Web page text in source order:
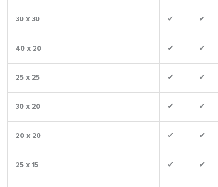
30 x 30 ✔ ✔
40 x 20 ✔ ✔
25 x 25 ✔ ✔
30 x 20 ✔ ✔
20 x 20 ✔ ✔
25 x 15 ✔ ✔